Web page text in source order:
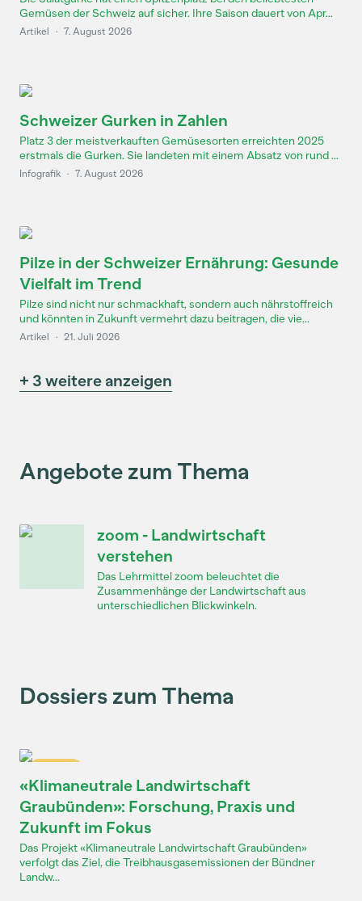
Gemüsen der Schweiz auf sicher. Ihre Saison dauert von Apr...
Artikel · 7. August 2026
Schweizer Gurken in Zahlen
Platz 3 der meistverkauften Gemüsesorten erreichten 2025
erstmals die Gurken. Sie landeten mit einem Absatz von rund ...
Infografik · 7. August 2026
Pilze in der Schweizer Ernährung: Gesunde
Vielfalt im Trend
Pilze sind nicht nur schmackhaft, sondern auch nährstoffreich
und könnten in Zukunft vermehrt dazu beitragen, die vie...
Artikel · 21. Juli 2026
+ 3 weitere anzeigen
Angebote zum Thema
zoom - Landwirtschaft
verstehen
Das Lehrmittel zoom beleuchtet die
Zusammenhänge der Landwirtschaft aus
unterschiedlichen Blickwinkeln.
Dossiers zum Thema
«Klimaneutrale Landwirtschaft
Graubünden»: Forschung, Praxis und
Zukunft im Fokus
Das Projekt «Klimaneutrale Landwirtschaft Graubünden»
verfolgt das Ziel, die Treibhausgasemissionen der Bündner
Landw...